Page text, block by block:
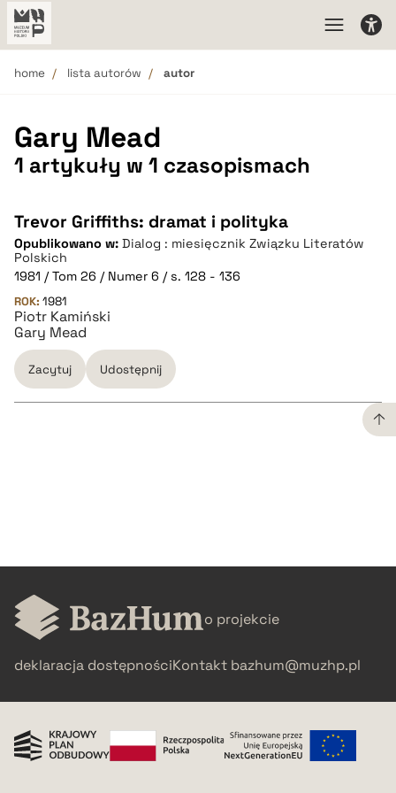
home lista autorów autor
Gary Mead
1 artykuły w 1 czasopismach
Trevor Griffiths: dramat i polityka
Opublikowano w: Dialog : miesięcznik Związku Literatów
Polskich
1981 / Tom 26 / Numer 6 / s. 128 - 136
ROK: 1981
Piotr Kamiński
Gary Mead
Zacytuj Udostępnij
BIBTEX
pobierz cytat o projekcie
deklaracja dostępnościKontakt bazhum@muzhp.pl